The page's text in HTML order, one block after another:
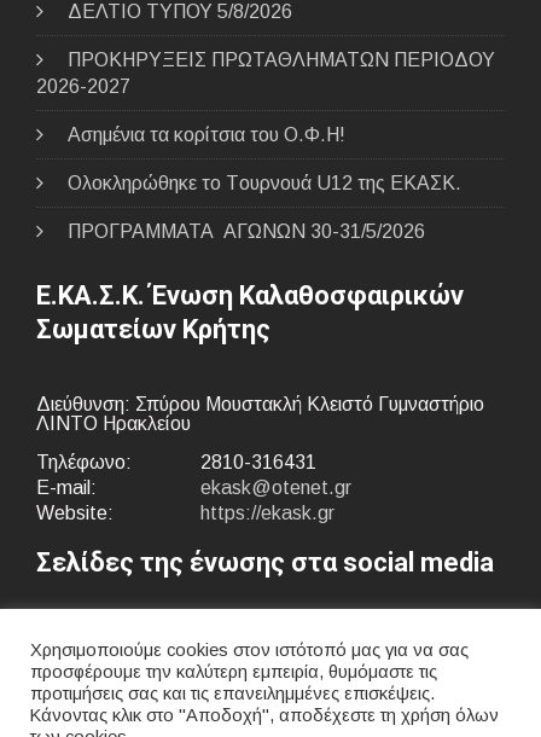
ΔΕΛΤΙΟ ΤΥΠΟΥ 5/8/2026
ΠΡΟΚΗΡΥΞΕΙΣ ΠΡΩΤΑΘΛΗΜΑΤΩΝ ΠΕΡΙΟΔΟΥ
2026-2027
Ασημένια τα κορίτσια του Ο.Φ.Η!
Ολοκληρώθηκε το Tουρνουά U12 της ΕΚΑΣΚ.
ΠΡΟΓΡΑΜΜΑΤΑ ΑΓΩΝΩΝ 30-31/5/2026
Ε.ΚΑ.Σ.Κ. Ένωση Καλαθοσφαιρικών
Σωματείων Κρήτης
Διεύθυνση: Σπύρου Μουστακλή Κλειστό Γυμναστήριο
ΛΙΝΤΟ Ηρακλείου
Τηλέφωνο:
2810-316431
E-mail:
ekask@otenet.gr
Website:
https://ekask.gr
Σελίδες της ένωσης στα social media
Χρησιμοποιούμε cookies στον ιστότοπό μας για να σας
προσφέρουμε την καλύτερη εμπειρία, θυμόμαστε τις
προτιμήσεις σας και τις επανειλημμένες επισκέψεις.
Κάνοντας κλικ στο "Αποδοχή", αποδέχεστε τη χρήση όλων